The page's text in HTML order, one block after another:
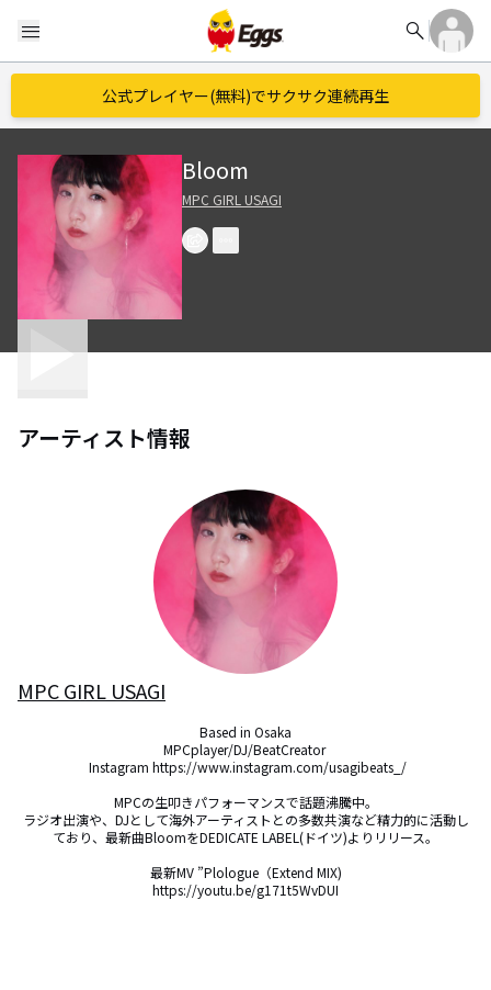
menu search
公式プレイヤー(無料)でサクサク連続再生
Bloom
MPC GIRL USAGI
アーティスト情報
MPC GIRL USAGI
Based in Osaka
MPCplayer/DJ/BeatCreator
MPCの生叩きパフォーマンスで話題沸騰中。
ラジオ出演や、DJとして海外アーティストとの多数共演など精力的に活動し
ており、最新曲BloomをDEDICATE LABEL(ドイツ)よりリリース。
最新MV ”Plologue（Extend MIX)
https://youtu.be/g171t5WvDUI